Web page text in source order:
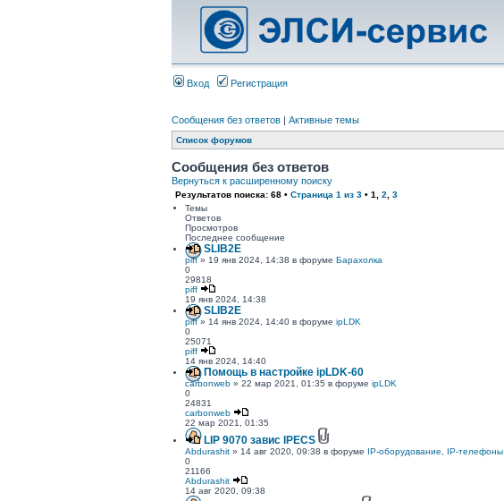
Вход Регистрация
Сообщения без ответов | Активные темы
Список форумов
Сообщения без ответов
Вернуться к расширенному поиску
Результатов поиска: 68 • Страница 1 из 3 • 1 2
3
Темы
Ответов
Просмотров
Последнее сообщение
SLIB2E
piff» 19 янв 2024, 14:38 в форуме Барахолка
0
29818
piff
19 янв 2024, 14:38
SLIB2E
piff» 14 янв 2024, 14:40 в форуме ipLDK
0
25071
piff
14 янв 2024, 14:40
Помощь в настройке ipLDK-60
carbonweb » 22 мар 2021, 01:35 в форуме ipLDK
0
24831
carbonweb
22 мар 2021, 01:35
LIP 9070 завис IPECS
Abdurashit » 14 авг 2020, 09:38 в форуме IP-оборудование, IP-телефоны
0
21166
Abdurashit
14 авг 2020, 09:38